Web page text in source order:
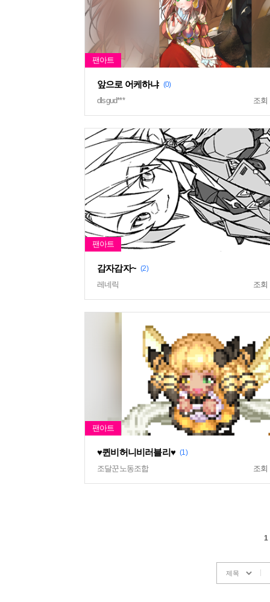
앞으로 어케하냐 (0)
dlsgud*** 조회
감자감자~ (2)
레네릭 조회
♥퀸비허니비러블리♥ (1)
조달꾼노동조합 조회
1